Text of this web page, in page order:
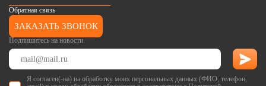
Подпишитесь на новости
Я согласен(-на) на обработку моих персональных данных (ФИО, телефон,
Обратная связь
ЗАКАЗАТЬ ЗВОНОК